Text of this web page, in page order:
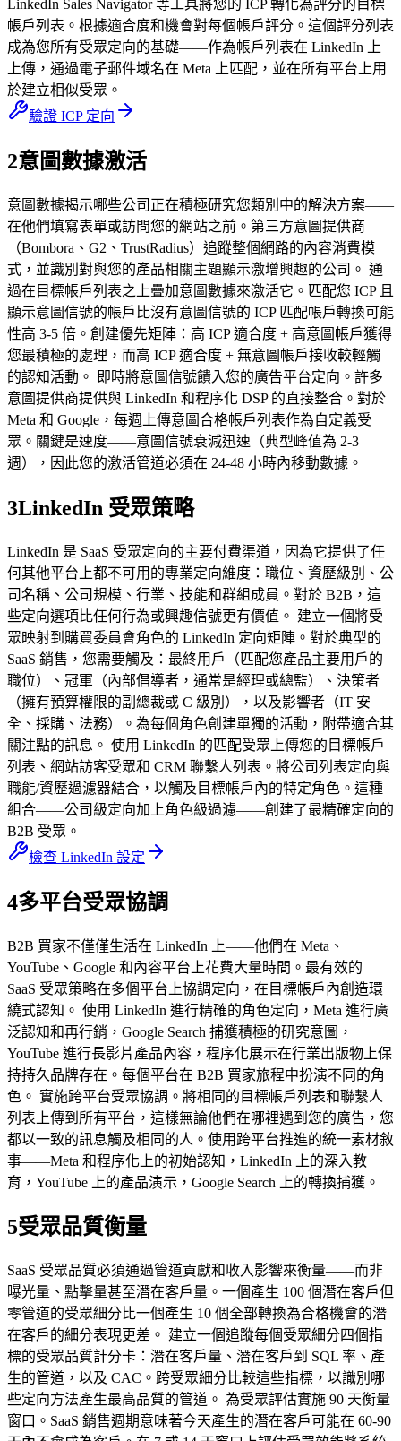
LinkedIn Sales Navigator 等工具將您的 ICP 轉化為評分的目標
帳戶列表。根據適合度和機會對每個帳戶評分。這個評分列表
成為您所有受眾定向的基礎——作為帳戶列表在 LinkedIn 上
上傳，通過電子郵件域名在 Meta 上匹配，並在所有平台上用
於建立相似受眾。
驗證 ICP 定向
2意圖數據激活
意圖數據揭示哪些公司正在積極研究您類別中的解決方案——
在他們填寫表單或訪問您的網站之前。第三方意圖提供商
（Bombora、G2、TrustRadius）追蹤整個網路的內容消費模
式，並識別對與您的產品相關主題顯示激增興趣的公司。 通
過在目標帳戶列表之上疊加意圖數據來激活它。匹配您 ICP 且
顯示意圖信號的帳戶比沒有意圖信號的 ICP 匹配帳戶轉換可能
性高 3-5 倍。創建優先矩陣：高 ICP 適合度 + 高意圖帳戶獲得
您最積極的處理，而高 ICP 適合度 + 無意圖帳戶接收較輕觸
的認知活動。 即時將意圖信號饋入您的廣告平台定向。許多
意圖提供商提供與 LinkedIn 和程序化 DSP 的直接整合。對於
Meta 和 Google，每週上傳意圖合格帳戶列表作為自定義受
眾。關鍵是速度——意圖信號衰減迅速（典型峰值為 2-3
週），因此您的激活管道必須在 24-48 小時內移動數據。
3LinkedIn 受眾策略
LinkedIn 是 SaaS 受眾定向的主要付費渠道，因為它提供了任
何其他平台上都不可用的專業定向維度：職位、資歷級別、公
司名稱、公司規模、行業、技能和群組成員。對於 B2B，這
些定向選項比任何行為或興趣信號更有價值。 建立一個將受
眾映射到購買委員會角色的 LinkedIn 定向矩陣。對於典型的
SaaS 銷售，您需要觸及：最終用戶（匹配您產品主要用戶的
職位）、冠軍（內部倡導者，通常是經理或總監）、決策者
（擁有預算權限的副總裁或 C 級別），以及影響者（IT 安
全、採購、法務）。為每個角色創建單獨的活動，附帶適合其
關注點的訊息。 使用 LinkedIn 的匹配受眾上傳您的目標帳戶
列表、網站訪客受眾和 CRM 聯繫人列表。將公司列表定向與
職能/資歷過濾器結合，以觸及目標帳戶內的特定角色。這種
組合——公司級定向加上角色級過濾——創建了最精確定向的
B2B 受眾。
檢查 LinkedIn 設定
4多平台受眾協調
B2B 買家不僅僅生活在 LinkedIn 上——他們在 Meta、
YouTube、Google 和內容平台上花費大量時間。最有效的
SaaS 受眾策略在多個平台上協調定向，在目標帳戶內創造環
繞式認知。 使用 LinkedIn 進行精確的角色定向，Meta 進行廣
泛認知和再行銷，Google Search 捕獲積極的研究意圖，
YouTube 進行長影片產品內容，程序化展示在行業出版物上保
持持久品牌存在。每個平台在 B2B 買家旅程中扮演不同的角
色。 實施跨平台受眾協調。將相同的目標帳戶列表和聯繫人
列表上傳到所有平台，這樣無論他們在哪裡遇到您的廣告，您
都以一致的訊息觸及相同的人。使用跨平台推進的統一素材敘
事——Meta 和程序化上的初始認知，LinkedIn 上的深入教
育，YouTube 上的產品演示，Google Search 上的轉換捕獲。
5受眾品質衡量
SaaS 受眾品質必須通過管道貢獻和收入影響來衡量——而非
曝光量、點擊量甚至潛在客戶量。一個產生 100 個潛在客戶但
零管道的受眾細分比一個產生 10 個全部轉換為合格機會的潛
在客戶的細分表現更差。 建立一個追蹤每個受眾細分四個指
標的受眾品質計分卡：潛在客戶量、潛在客戶到 SQL 率、產
生的管道，以及 CAC。跨受眾細分比較這些指標，以識別哪
些定向方法產生最高品質的管道。 為受眾評估實施 90 天衡量
窗口。SaaS 銷售週期意味著今天產生的潛在客戶可能在 60-90